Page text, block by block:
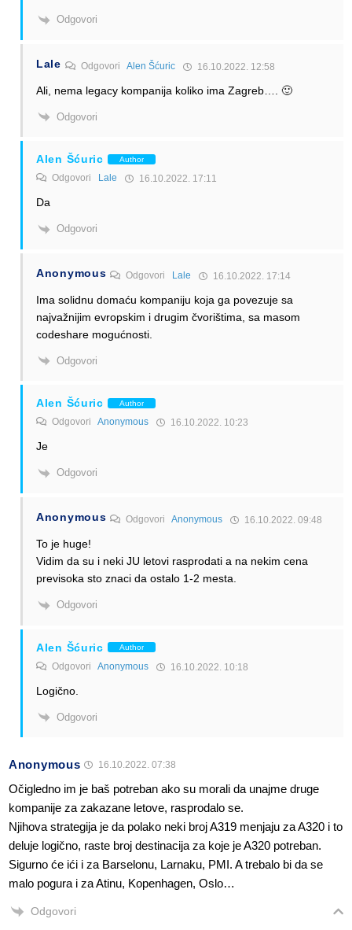
Odgovori
Lale Odgovori Alen Šćuric 16.10.2022. 12:58
Ali, nema legacy kompanija koliko ima Zagreb…. 🙂
Odgovori
Alen Šćuric Author
Odgovori Lale 16.10.2022. 17:11
Da
Odgovori
Anonymous Odgovori Lale 16.10.2022. 17:14
Ima solidnu domaću kompaniju koja ga povezuje sa
najvažnijim evropskim i drugim čvorištima, sa masom
codeshare mogućnosti.
Odgovori
Alen Šćuric Author
Odgovori Anonymous 16.10.2022. 10:23
Je
Odgovori
Anonymous OdgovoriAnonymous 16.10.2022. 09:48
To je huge!
Vidim da su i neki JU letovi rasprodati a na nekim cena
previsoka sto znaci da ostalo 1-2 mesta.
Odgovori
Alen Šćuric Author
Odgovori Anonymous 16.10.2022. 10:18
Logično.
Odgovori
Anonymous 16.10.2022. 07:38
Očigledno im je baš potreban ako su morali da unajme druge
kompanije za zakazane letove, rasprodalo se.
Njihova strategija je da polako neki broj A319 menjaju za A320 i to
deluje logično, raste broj destinacija za koje je A320 potreban.
Sigurno će ići i za Barselonu, Larnaku, PMI. A trebalo bi da se
malo pogura i za Atinu, Kopenhagen, Oslo…
Odgovori